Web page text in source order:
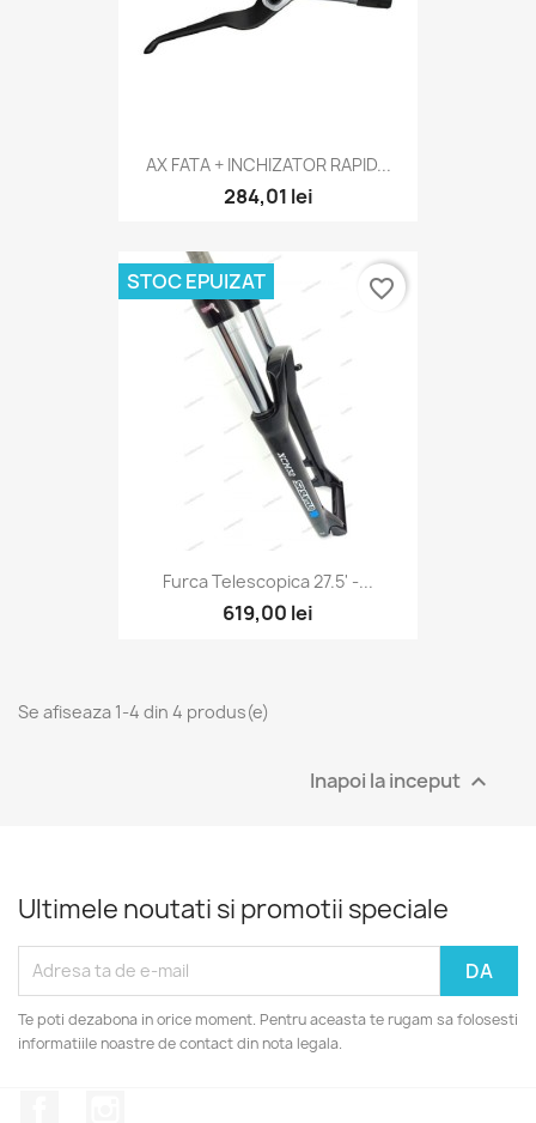
AX FATA + INCHIZATOR RAPID...
284,01 lei
Furca Telescopica 27.5' -...
619,00 lei
STOC EPUIZAT favorite_border
Se afiseaza 1-4 din 4 produs(e)
Inapoi la inceput 
Ultimele noutati si promotii speciale
Te poti dezabona in orice moment. Pentru aceasta te rugam sa folosesti
informatiile noastre de contact din nota legala.